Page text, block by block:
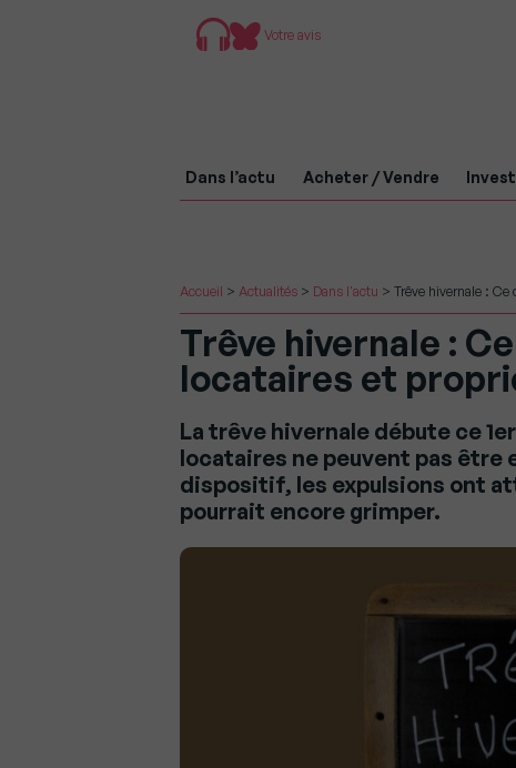
Votre avis
Dans l’actu Acheter / Vendre
Accueil > Actualités > Dans l'actu > Trêve hivernale : Ce
Trêve hivernale :
locataires et
La trêve hivernale débute ce
locataires ne peuvent pas être
dispositif, les expulsions ont
pourrait encore grimper.